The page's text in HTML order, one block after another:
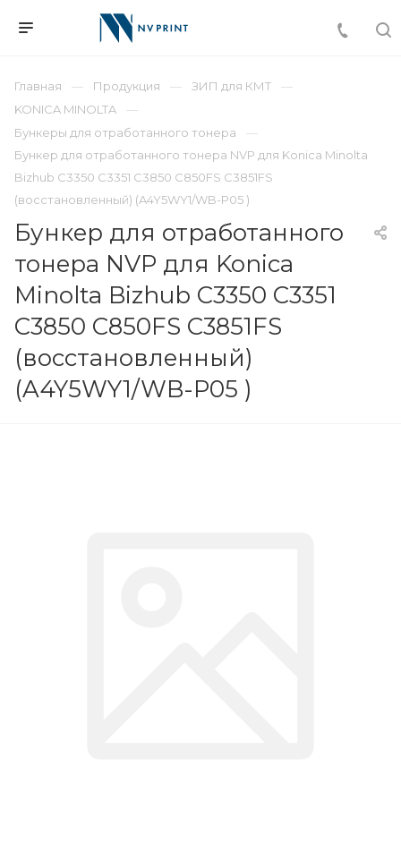
Главная Продукция
ЗИП для КМТ
KONICA MINOLTA
Бункеры для отработанного тонера
Бункер для отработанного тонера NVP для Konica Minolta
Bizhub C3350 C3351 C3850 С850FS С3851FS
(восстановленный) (A4Y5WY1/WB-P05 )
Бункер для отработанного
тонера NVP для Konica
Minolta Bizhub C3350 C3351
C3850 С850FS С3851FS
(восстановленный)
(A4Y5WY1/WB-P05 )